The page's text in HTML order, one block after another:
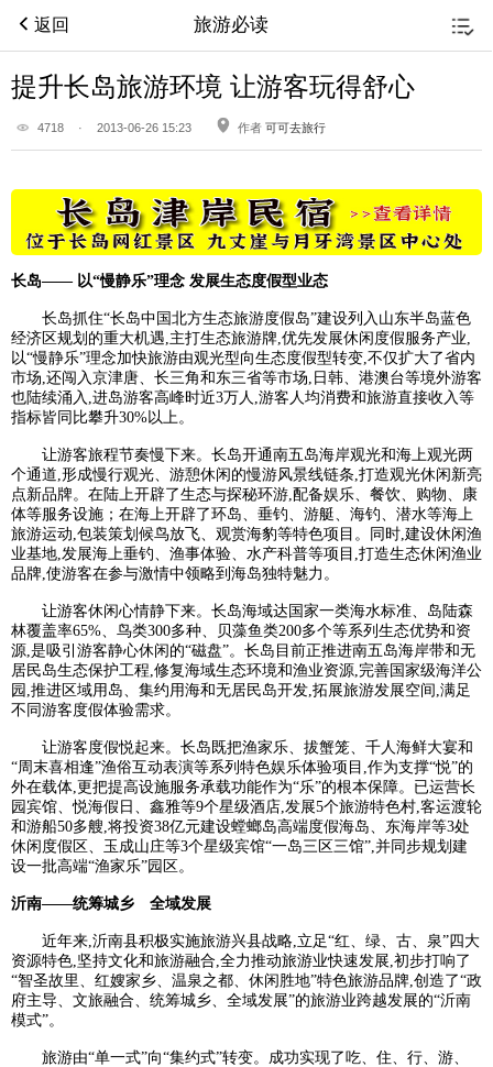
返回 旅游必读
提升长岛旅游环境 让游客玩得舒心
4718 · 2013-06-26 15:23 作者 可可去旅行
长岛—— 以“慢静乐”理念 发展生态度假型业态
长岛抓住“长岛中国北方生态旅游度假岛”建设列入山东半岛蓝色
经济区规划的重大机遇,主打生态旅游牌,优先发展休闲度假服务产业,
以“慢静乐”理念加快旅游由观光型向生态度假型转变,不仅扩大了省内
市场,还闯入京津唐、长三角和东三省等市场,日韩、港澳台等境外游客
也陆续涌入,进岛游客高峰时近3万人,游客人均消费和旅游直接收入等
指标皆同比攀升30%以上。
让游客旅程节奏慢下来。长岛开通南五岛海岸观光和海上观光两
个通道,形成慢行观光、游憩休闲的慢游风景线链条,打造观光休闲新亮
点新品牌。在陆上开辟了生态与探秘环游,配备娱乐、餐饮、购物、康
体等服务设施；在海上开辟了环岛、垂钓、游艇、海钓、潜水等海上
旅游运动,包装策划候鸟放飞、观赏海豹等特色项目。同时,建设休闲渔
业基地,发展海上垂钓、渔事体验、水产科普等项目,打造生态休闲渔业
品牌,使游客在参与激情中领略到海岛独特魅力。
让游客休闲心情静下来。长岛海域达国家一类海水标准、岛陆森
林覆盖率65%、鸟类300多种、贝藻鱼类200多个等系列生态优势和资
源,是吸引游客静心休闲的“磁盘”。长岛目前正推进南五岛海岸带和无
居民岛生态保护工程,修复海域生态环境和渔业资源,完善国家级海洋公
园,推进区域用岛、集约用海和无居民岛开发,拓展旅游发展空间,满足
不同游客度假体验需求。
让游客度假悦起来。长岛既把渔家乐、拔蟹笼、千人海鲜大宴和
“周末喜相逢”渔俗互动表演等系列特色娱乐体验项目,作为支撑“悦”的
外在载体,更把提高设施服务承载功能作为“乐”的根本保障。已运营长
园宾馆、悦海假日、鑫雅等9个星级酒店,发展5个旅游特色村,客运渡轮
和游船50多艘,将投资38亿元建设螳螂岛高端度假海岛、东海岸等3处
休闲度假区、玉成山庄等3个星级宾馆“一岛三区三馆”,并同步规划建
设一批高端“渔家乐”园区。
沂南——统筹城乡 全域发展
近年来,沂南县积极实施旅游兴县战略,立足“红、绿、古、泉”四大
资源特色,坚持文化和旅游融合,全力推动旅游业快速发展,初步打响了
“智圣故里、红嫂家乡、温泉之都、休闲胜地”特色旅游品牌,创造了“政
府主导、文旅融合、统筹城乡、全域发展”的旅游业跨越发展的“沂南
模式”。
旅游由“单一式”向“集约式”转变。成功实现了吃、住、行、游、